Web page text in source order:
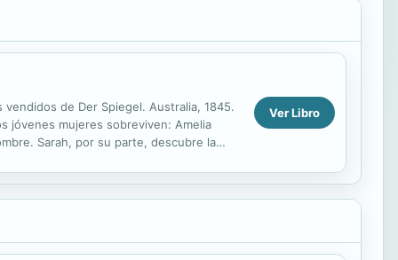
de Der Spiegel. Australia, 1845.
jóvenes mujeres sobreviven: Amelia
Sarah, por su parte, descubre la
Ver Libro